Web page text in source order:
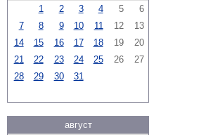
1
2 3 4 5
6
7
8 9 10 11 12
13
14
15 16 17 18 19
20
21
22 23 24 25 26
27
28
29 30 31
август